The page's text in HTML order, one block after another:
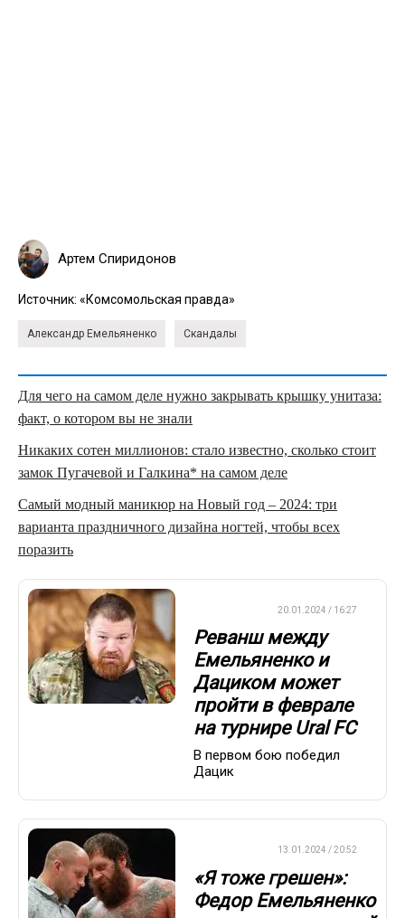
Артем Спиридонов
Источник: «Комсомольская правда»
Александр Емельяненко Скандалы
Для чего на самом деле нужно закрывать крышку унитаза:
факт, о котором вы не знали
Никаких сотен миллионов: стало известно, сколько стоит
замок Пугачевой и Галкина* на самом деле
Самый модный маникюр на Новый год – 2024: три
варианта праздничного дизайна ногтей, чтобы всех
поразить
20.01.2024 / 16:27
Реванш между
Емельяненко и
Дациком может
пройти в феврале
на турнире Ural FC
В первом бою победил
Дацик
13.01.2024 / 20:52
«Я тоже грешен»:
Федор Емельяненко